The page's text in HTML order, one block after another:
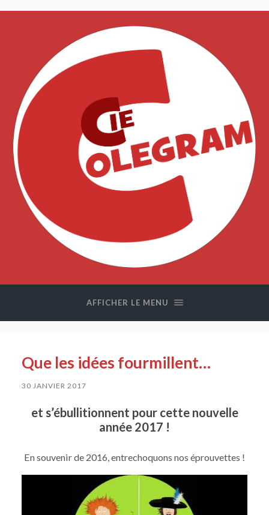
Colegram
AFFICHER LE MENU
Que les idées fourmillent…
30 JANVIER 2017
et s’ébullitionnent pour cette nouvelle
année 2017 !
En souvenir de 2016, entrechoquons nos éprouvettes !